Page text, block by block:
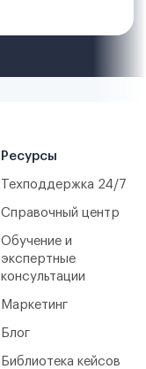
Ресурсы
Техподдержка 24/7
Справочный центр
Обучение и
экспертные
консультации
Маркетинг
Блог
Библиотека кейсов